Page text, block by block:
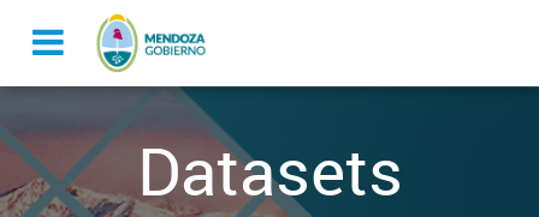
Datasets